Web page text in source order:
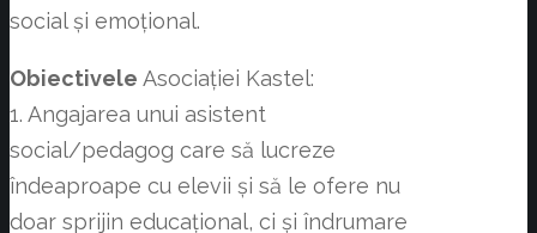
social și emoțional.
Obiectivele Asociației Kastel:
1. Angajarea unui asistent
social/pedagog care să lucreze
îndeaproape cu elevii și să le ofere nu
doar sprijin educațional, ci și îndrumare